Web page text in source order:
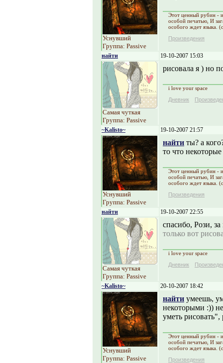
Уснувший
Группа: Passive
Этот ценный рубин -
особой печатью, И
особого ждет языка.
Произведения
найти 19-10-2007 15:03
Самая чуткая
Группа: Passive
рисовала я ) но
i love your space
Дневник
~Kalisto~ 19-10-2007 21:57
Уснувший
Группа: Passive
найти ты? а
то что
Этот ценный рубин -
особой печатью, И
особого ждет языка.
Произведения
найти 19-10-2007 22:55
Самая чуткая
Группа: Passive
спасибо, Рози,
только вот
i love your space
Дневник
~Kalisto~ 20-10-2007 18:42
Уснувший
Группа: Passive
найти умеешь,
некоторыми :))
уметь рисовать",
Этот ценный рубин -
особой печатью, И
особого ждет языка.
Произведения